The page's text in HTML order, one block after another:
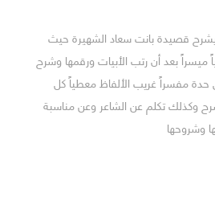
قصيدة بانت سعاد الشهيرة حيث
ميسراً بعد أن رتب الأبيات ورقمها وشرح
مفسراً غريب الألفاظ معطياً كل
وكذلك تكلم عن الشاعر وعن مناسبة
وشروحها